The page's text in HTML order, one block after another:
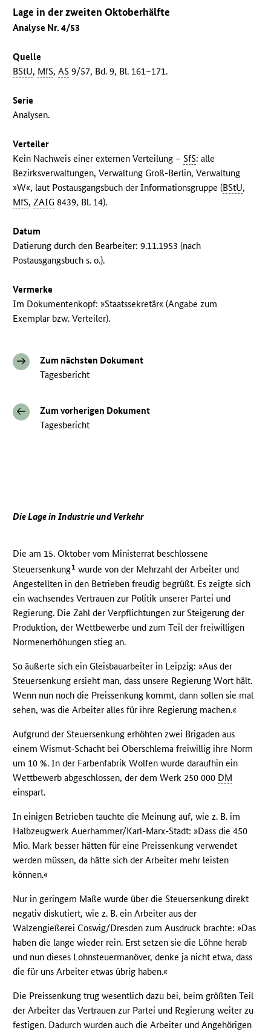
Lage in der zweiten Oktoberhälfte
Analyse Nr. 4/53
Quelle
BStU, MfS,AS 9/57, Bd. 9, Bl. 161–171.
Serie
Analysen.
Verteiler
Kein Nachweis einer externen Verteilung –SfS: alle
Bezirksverwaltungen, Verwaltung Groß-Berlin, Verwaltung
»W«, laut Postausgangsbuch der Informationsgruppe (BStU,
MfS,ZAIG 8439, Bl. 14).
Datum
Datierung durch den Bearbeiter: 9.11.1953 (nach
Postausgangsbuch s. o.).
Vermerke
Im Dokumentenkopf: »Staatssekretär« (Angabe zum
Exemplar bzw. Verteiler).
Zum nächsten Dokument
Tagesbericht
Zum vorherigen Dokument
Tagesbericht
Die Lage in Industrie und Verkehr
Die am 15. Oktober vom Ministerrat beschlossene
Steuersenkung1 wurde von der Mehrzahl der Arbeiter und
Angestellten in den Betrieben freudig begrüßt. Es zeigte sich
ein wachsendes Vertrauen zur Politik unserer Partei und
Regierung. Die Zahl der Verpflichtungen zur Steigerung der
Produktion, der Wettbewerbe und zum Teil der freiwilligen
Normenerhöhungen stieg an.
So äußerte sich ein Gleisbauarbeiter in Leipzig: »Aus der
Steuersenkung ersieht man, dass unsere Regierung Wort hält.
Wenn nun noch die Preissenkung kommt, dann sollen sie mal
sehen, was die Arbeiter alles für ihre Regierung machen.«
Aufgrund der Steuersenkung erhöhten zwei Brigaden aus
einem Wismut-Schacht bei Oberschlema freiwillig ihre Norm
um 10 %. In der Farbenfabrik Wolfen wurde daraufhin ein
Wettbewerb abgeschlossen, der dem Werk 250 000 DM
einspart.
In einigen Betrieben tauchte die Meinung auf, wie z. B. im
Halbzeugwerk Auerhammer/Karl-Marx-Stadt: »Dass die 450
Mio. Mark besser hätten für eine Preissenkung verwendet
werden müssen, da hätte sich der Arbeiter mehr leisten
können.«
Nur in geringem Maße wurde über die Steuersenkung direkt
negativ diskutiert, wie z. B. ein Arbeiter aus der
Walzengießerei Coswig/Dresden zum Ausdruck brachte: »Das
haben die lange wieder rein. Erst setzen sie die Löhne herab
und nun dieses Lohnsteuermanöver, denke ja nicht etwa, dass
die für uns Arbeiter etwas übrig haben.«
Die Preissenkung trug wesentlich dazu bei, beim größten Teil
der Arbeiter das Vertrauen zur Partei und Regierung weiter zu
festigen. Dadurch wurden auch die Arbeiter und Angehörigen